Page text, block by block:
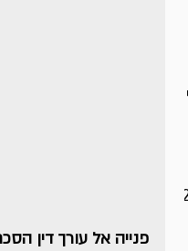
פנייה אל עורך דין